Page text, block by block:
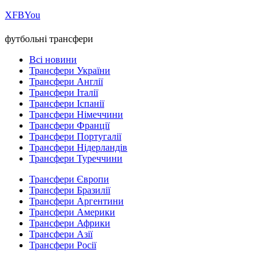
ХFBYou
футбольні трансфери
Всі новини
Трансфери України
Трансфери Англії
Трансфери Італії
Трансфери Іспанії
Трансфери Німеччини
Трансфери Франції
Трансфери Португалії
Трансфери Нідерландів
Трансфери Туреччини
Трансфери Європи
Трансфери Бразилії
Трансфери Аргентини
Трансфери Америки
Трансфери Африки
Трансфери Азії
Трансфери Росії